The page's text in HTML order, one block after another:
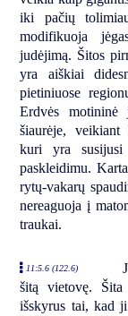
iki pačių
modifikuoja
judėjimą. Šitos
yra aiškiai
pietiniuose
Erdvės
šiaurėje, veikiant
kuri yra susijusi
paskleidimu.
rytų-vakarų
nereaguoja į
traukai.
11:5.6 (122.6)
šitą vietovę.
išskyrus tai, kad